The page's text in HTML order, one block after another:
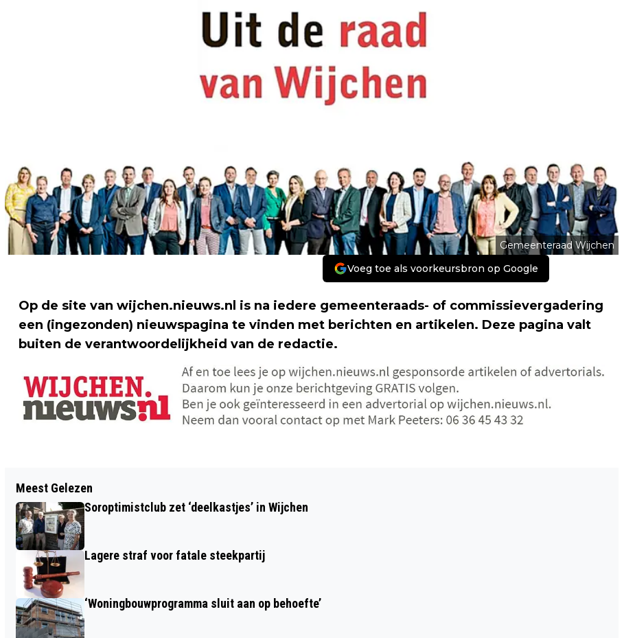
Gemeenteraad Wijchen
Voeg toe als voorkeursbron op Google
Op de site van wijchen.nieuws.nl is na iedere gemeenteraads- of commissievergadering
een (ingezonden) nieuwspagina te vinden met berichten en artikelen. Deze pagina valt
buiten de verantwoordelijkheid van de redactie.
EERSTE STAP EN MHC WIJCHEN
STARTEN SPORT-BSO
Meest Gelezen
Soroptimistclub zet ‘deelkastjes’ in Wijchen
Lagere straf voor fatale steekpartij
‘Woningbouwprogramma sluit aan op behoefte’